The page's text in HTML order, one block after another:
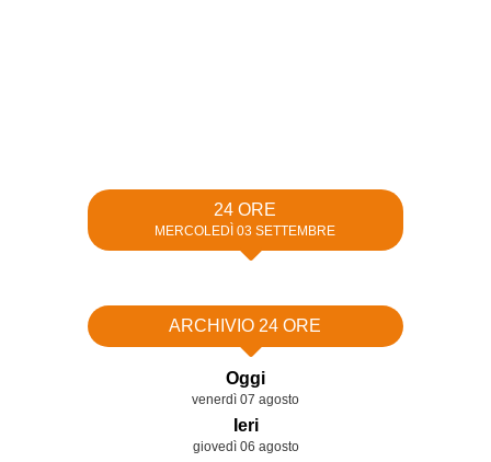
24 ORE
MERCOLEDÌ 03 SETTEMBRE
ARCHIVIO 24 ORE
Oggi
venerdì 07 agosto
Ieri
giovedì 06 agosto